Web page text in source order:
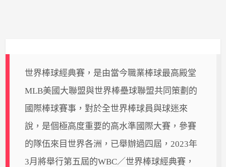
世界棒球經典賽，是由當今職業棒球最高殿堂
MLB美國大聯盟與世界棒壘球聯盟共同策劃的
國際棒球賽事，對於全世界棒球員與球迷來
說，是個極高度重要的高水準國際大賽，參賽
的隊伍來目世界各洲，已舉辦過四屆，2023年
3月將舉行第五屆的WBC／世界棒球經典賽，